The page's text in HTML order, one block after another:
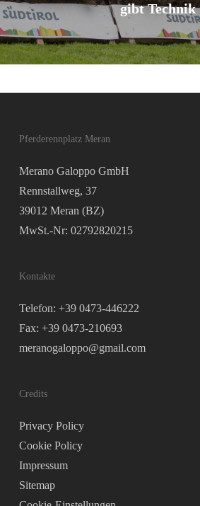
gibt Technik
Pferderennplatz Meran
Merano Galoppo GmbH
Rennstallweg, 37
39012 Meran (BZ)
MwSt.-Nr: 02792820215
Kontakte
Telefon: +39 0473-446222
Fax: +39 0473-210693
meranogaloppo@gmail.com
Credits
Privacy Policy
Cookie Policy
Impressum
Sitemap